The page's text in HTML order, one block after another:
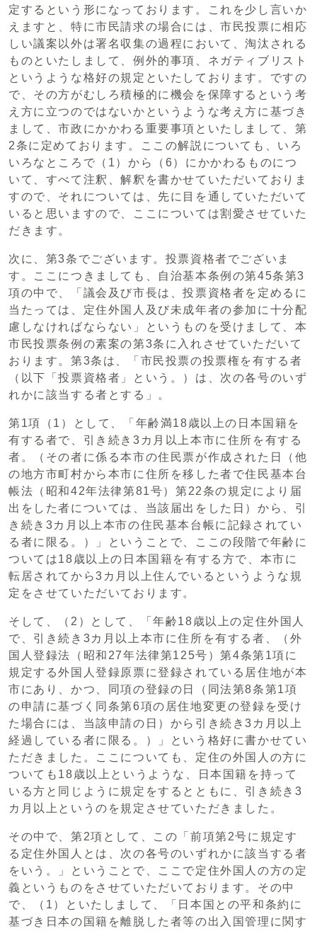
定するという形になっております。これを少し言いか
えますと、特に市民請求の場合には、市民投票に相応
しい議案以外は署名収集の過程において、淘汰される
ものといたしまして、例外的事項、ネガティブリスト
というような格好の規定といたしております。ですの
で、その方がむしろ積極的に機会を保障するという考
え方に立つのではないかというような考え方に基づき
まして、市政にかかわる重要事項といたしまして、第
2条に定めております。ここの解説についても、いろ
いろなところで（1）から（6）にかかわるものにつ
いて、すべて注釈、解釈を書かせていただいておりま
すので、それについては、先に目を通していただいて
いると思いますので、ここについては割愛させていた
だきます。
次に、第3条でございます。投票資格者でございま
す。ここにつきましても、自治基本条例の第45条第3
項の中で、「議会及び市長は、投票資格者を定めるに
当たっては、定住外国人及び未成年者の参加に十分配
慮しなければならない」というものを受けまして、本
市民投票条例の素案の第3条に入れさせていただいて
おります。第3条は、「市民投票の投票権を有する者
（以下「投票資格者」という。）は、次の各号のいず
れかに該当する者とする」。
第1項（1）として、「年齢満18歳以上の日本国籍を
有する者で、引き続き3カ月以上本市に住所を有する
者。（その者に係る本市の住民票が作成された日（他
の地方市町村から本市に住所を移した者で住民基本台
帳法（昭和42年法律第81号）第22条の規定により届
出をした者については、当該届出をした日）から、引
き続き3カ月以上本市の住民基本台帳に記録されてい
る者に限る。）」ということで、ここの段階で年齢に
ついては18歳以上の日本国籍を有する方で、本市に
転居されてから3カ月以上住んでいるというような規
定をさせていただいております。
そして、（2）として、「年齢18歳以上の定住外国人
で、引き続き3カ月以上本市に住所を有する者、（外
国人登録法（昭和27年法律第125号）第4条第1項に
規定する外国人登録原票に登録されている居住地が本
市にあり、かつ、同項の登録の日（同法第8条第1項
の申請に基づく同条第6項の居住地変更の登録を受け
た場合には、当該申請の日）から引き続き3カ月以上
経過している者に限る。）」という格好に書かせてい
ただきました。ここについても、定住の外国人の方に
ついても18歳以上というような、日本国籍を持って
いる方と同じように規定をするとともに、引き続き3
カ月以上というのを規定させていただきました。
その中で、第2項として、この「前項第2号に規定す
る定住外国人とは、次の各号のいずれかに該当する者
をいう。」ということで、ここで定住外国人の方の定
義というものをさせていただいております。その中
で、（1）といたしまして、「日本国との平和条約に
基づき日本の国籍を離脱した者等の出入国管理に関す